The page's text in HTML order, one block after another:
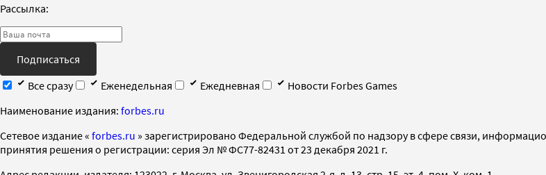
Рассылка:
Подписаться
Все сразу
Еженедельная Ежедневная
Новости Forbes Games
Наименование издания: forbes.ru
Cетевое издание « forbes.ru » зарегистрировано Федеральной службой по надзору в сфере связи,
принятия решения о регистрации: серия Эл № ФС77-82431 от 23 декабря 2021 г.